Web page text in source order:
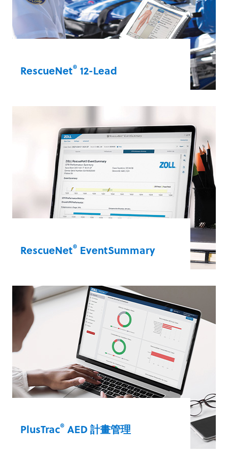
RescueNet® Live
RescueNet® 12-Lead
升型心肌梗塞 (STEMI) 管理平台。從緊急醫
療服務 (EMS) 到入院，此平台可推動 12 導程
高效資料分享，加速為您的患者提供照護。
RescueNet® 12-Lead
RescueNet® EventSummary
以全面檢視每一次復甦事件。RescueNet
EventSummary 可從 ZOLL AED 擷取所有臨
床資料，用於品質審查、分析與事後研討。
RescueNet® EventSummary
PlusTrac® AED 計畫管理